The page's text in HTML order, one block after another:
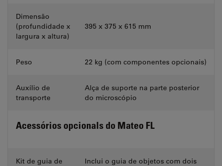
Dimensão
(profundidade x
largura x altura)
395 x 375 x 615 mm
Peso 22 kg (com componentes opcionais)
Auxílio de
transporte
Alça de suporte na parte posterior
do microscópio
Acessórios opcionals do Mateo FL
Kit de guia de
Inclui o guia de objetos com dois